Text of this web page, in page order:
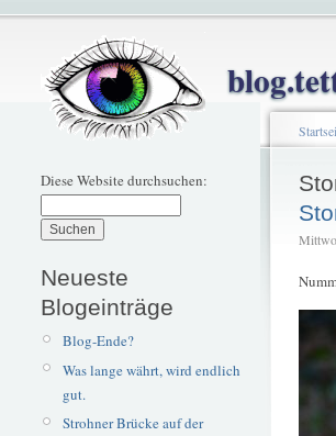
Diese Website durchsuchen:
Neueste
Blogeinträge
Blog-Ende?
Was lange währt, wird endlich
gut.
Strohner Brücke auf der